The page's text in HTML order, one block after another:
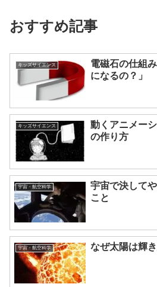
おすすめ記事
キッズサイエンス
電磁石の仕組
になるの？」
キッズサイエンス
動くアニメー
の作り方
宇宙・航空科学
宇宙で決して
こと
宇宙・航空科学 なぜ太陽は輝